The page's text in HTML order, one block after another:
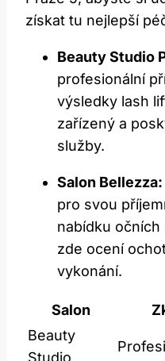
získat tu nejlepší
Beauty Studio
profesionální
výsledky‍ lash
zařízený a
služby.
Salon Bellezza:
pro svou​
nabídku očních
zde​ ocení
vykonání.
Salon
Beauty
Studio